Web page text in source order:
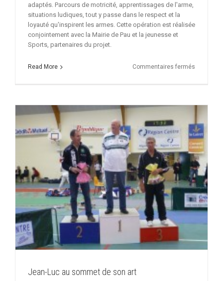
adaptés. Parcours de motricité, apprentissages de l'arme,
situations ludiques, tout y passe dans le respect et la
loyauté qu'inspirent les armes. Cette opération est réalisée
conjointement avec la Mairie de Pau et la jeunesse et
Sports, partenaires du projet.
Read More Commentaires fermés
en
duel
!!
Jean-Luc au sommet de son art